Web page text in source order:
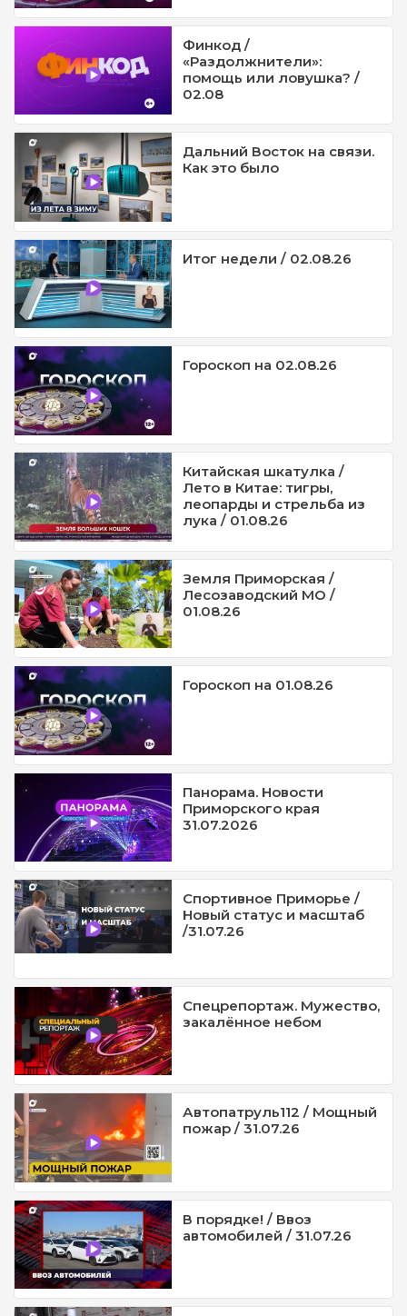
Финкод /
«Раздолжнители»:
помощь или ловушка? /
02.08
Дальний Восток на связи.
Как это было
Итог недели / 02.08.26
Гороскоп на 02.08.26
Китайская шкатулка /
Лето в Китае: тигры,
леопарды и стрельба из
лука / 01.08.26
Земля Приморская /
Лесозаводский МО /
01.08.26
Гороскоп на 01.08.26
Панорама. Новости
Приморского края
31.07.2026
Спортивное Приморье /
Новый статус и масштаб
/31.07.26
Спецрепортаж. Мужество,
закалённое небом
Автопатруль112 / Мощный
пожар / 31.07.26
В порядке! / Ввоз
автомобилей / 31.07.26